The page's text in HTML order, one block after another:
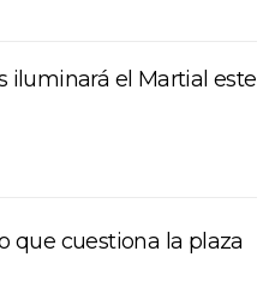
iluminará el Martial este
que cuestiona la plaza